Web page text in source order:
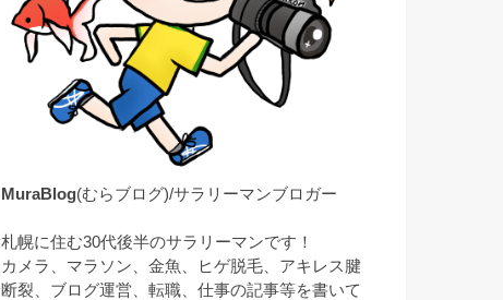
MuraBlog(むらブログ)/サラリーマンブロガー
札幌に住む30代後半のサラリーマンです！
カメラ、マラソン、金魚、ヒゲ脱毛、アキレス腱
断裂、ブログ運営、転職、仕事の記事等を書いて